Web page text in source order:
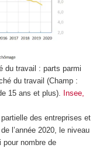
du travail : parts parmi
du travail (Champ :
15 ans et plus). Insee,
des entreprises et
l’année 2020, le niveau
pour nombre de